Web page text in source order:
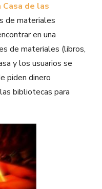
de las
de materiales
en una
de materiales (libros,
y los usuarios se
piden dinero
bibliotecas para